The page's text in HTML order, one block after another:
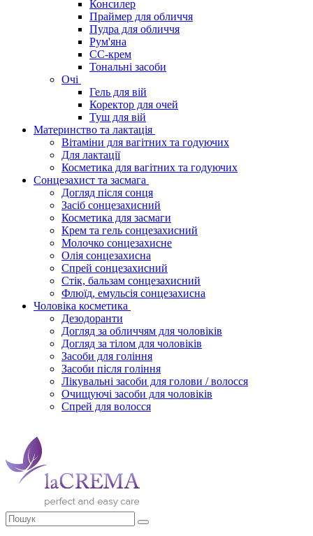
Консилер
Праймер для обличчя
Пудра для обличчя
Рум'яна
СС-крем
Тональні засоби
Очі
Гель для вій
Коректор для очей
Туш для вій
Материнство та лактація
Вітаміни для вагітних та годуючих
Для лактації
Косметика для вагітних та годуючих
Сонцезахист та засмага
Догляд після сонця
Засіб сонцезахисний
Косметика для засмаги
Крем та гель сонцезахисний
Молочко сонцезахисне
Олія сонцезахисна
Спрей сонцезахисний
Стік, бальзам сонцезахисний
Флюїд, емульсія сонцезахисна
Чоловіка косметика
Дезодоранти
Догляд за обличчям для чоловіків
Догляд за тілом для чоловіків
Засоби для гоління
Засоби після гоління
Лікувальні засоби для голови / волосся
Очищуючі засоби для чоловіків
Спрей для волосся